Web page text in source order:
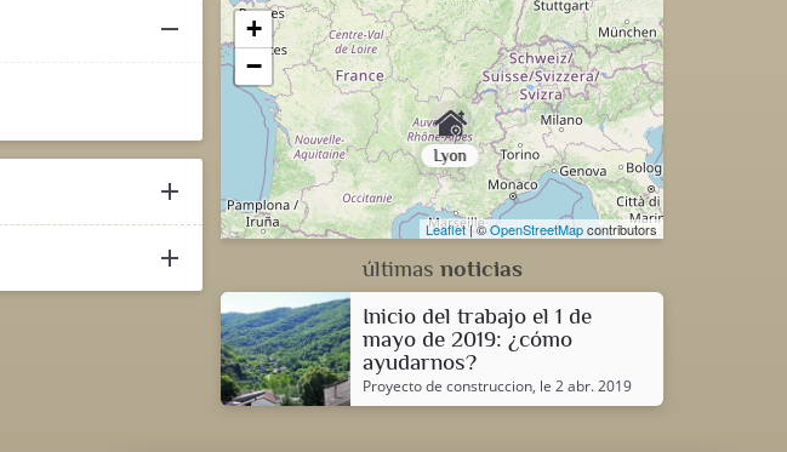
remove
Lyon
+
−
Leaflet| ©OpenStreetMapcontributors
últimas noticias
Inicio del trabajo el 1 de
mayo de 2019: ¿cómo
ayudarnos?
Proyecto de construccion, le 2 abr. 2019
add
add